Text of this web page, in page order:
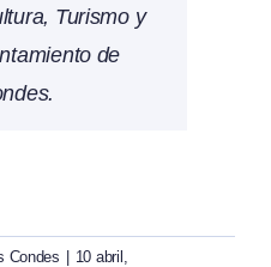
Turismo y
de
Condes
10 abril,